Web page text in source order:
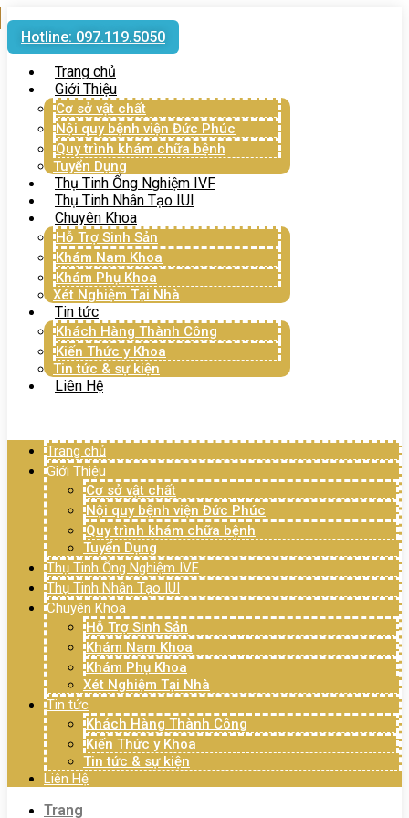
Hotline: 097.119.5050
Trang chủ
Giới Thiệu
Cơ sở vật chất
Nội quy bệnh viện Đức Phúc
Quy trình khám chữa bệnh
Tuyển Dụng
Thụ Tinh Ống Nghiệm IVF
Thụ Tinh Nhân Tạo IUI
Chuyên Khoa
Hỗ Trợ Sinh Sản
Khám Nam Khoa
Khám Phụ Khoa
Xét Nghiệm Tại Nhà
Tin tức
Khách Hàng Thành Công
Kiến Thức y Khoa
Tin tức & sự kiện
Liên Hệ
Trang chủ
Giới Thiệu
Cơ sở vật chất
Nội quy bệnh viện Đức Phúc
Quy trình khám chữa bệnh
Tuyển Dụng
Thụ Tinh Ống Nghiệm IVF
Thụ Tinh Nhân Tạo IUI
Chuyên Khoa
Hỗ Trợ Sinh Sản
Khám Nam Khoa
Khám Phụ Khoa
Xét Nghiệm Tại Nhà
Tin tức
Khách Hàng Thành Công
Kiến Thức y Khoa
Tin tức & sự kiện
Liên Hệ
Trang